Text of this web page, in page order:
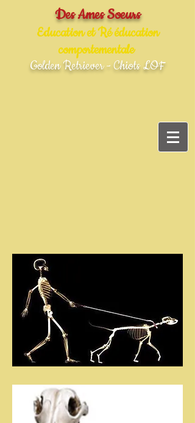
Des Ames Soeurs
Education et Ré éducation
comportementale
Golden Retriever - Chiots LOF